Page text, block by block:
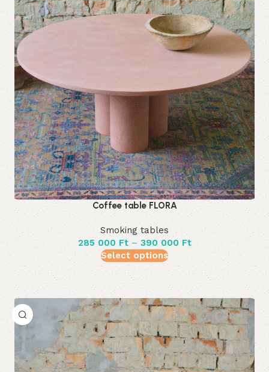
Coffee table FLORA
Smoking tables
285 000 Ft – 390 000 Ft
Select options